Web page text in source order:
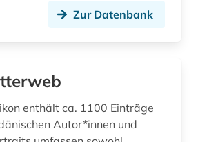
Zur Datenbank
enthält ca. 1100 Einträge
Autor*innen und